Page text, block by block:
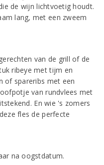
de wijn lichtvoetig houdt.
lang, met een zweem
van de grill of de
ribeye met tijm en
of spareribs met een
van rundvlees met
En wie 's zomers
fles de perfecte
na oogstdatum.